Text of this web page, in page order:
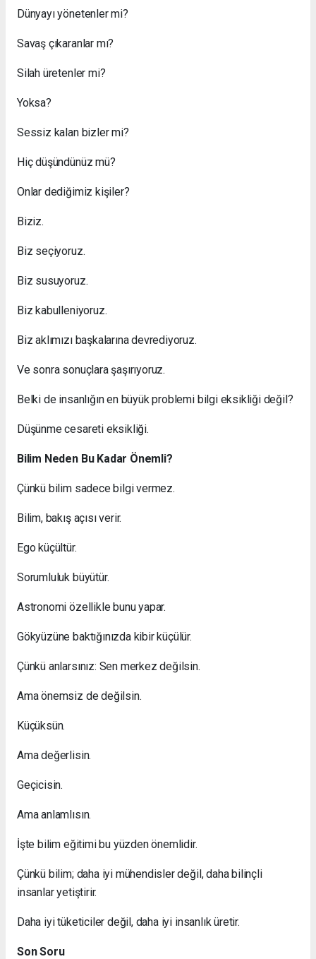
Dünyayı yönetenler mi?
Savaş çıkaranlar mı?
Silah üretenler mi?
Yoksa?
Sessiz kalan bizler mi?
Hiç düşündünüz mü?
Onlar dediğimiz kişiler?
Biziz.
Biz seçiyoruz.
Biz susuyoruz.
Biz kabulleniyoruz.
Biz aklımızı başkalarına devrediyoruz.
Ve sonra sonuçlara şaşırıyoruz.
Belki de insanlığın en büyük problemi bilgi eksikliği değil?
Düşünme cesareti eksikliği.
Bilim Neden Bu Kadar Önemli?
Çünkü bilim sadece bilgi vermez.
Bilim, bakış açısı verir.
Ego küçültür.
Sorumluluk büyütür.
Astronomi özellikle bunu yapar.
Gökyüzüne baktığınızda kibir küçülür.
Çünkü anlarsınız: Sen merkez değilsin.
Ama önemsiz de değilsin.
Küçüksün.
Ama değerlisin.
Geçicisin.
Ama anlamlısın.
İşte bilim eğitimi bu yüzden önemlidir.
Çünkü bilim; daha iyi mühendisler değil, daha bilinçli
insanlar yetiştirir.
Daha iyi tüketiciler değil, daha iyi insanlık üretir.
Son Soru